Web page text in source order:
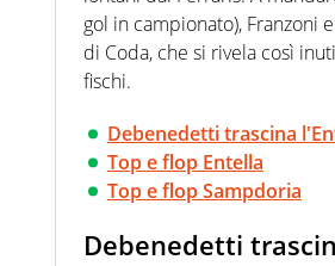
gol in campionato), Franzoni
di Coda, che si rivela così
fischi.
Debenedetti trascina
Top e flop Entella
Top e flop Sampdoria
Debenedetti